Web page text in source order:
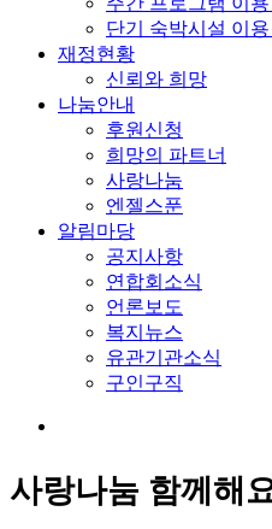
단기 숙박시설 이용
재정현황
신뢰와 희망
나눔안내
후원신청
희망의 파트너
사랑나눔
엔젤스푼
알림마당
공지사항
연합회소식
언론보도
복지뉴스
유관기관소식
구인구직
사랑나눔 함께해